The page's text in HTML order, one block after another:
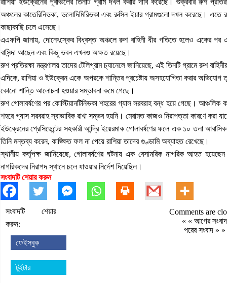
রাশিয়া ইউক্রেনের পূর্বাঞ্চলের তিনটি গ্রাম দখল করার দাবি করেছে। শুক্রবার রুশ
অঞ্চলের কাতেরিনিভকা, ভলোদিমিরিভকা এবং রুসিন ইয়ার গ্রামগুলো দখল করেছে। এতে
কাছাকাছি চলে এসেছে।
এএফপি জানায়, দোনেৎস্কের বিধ্বস্ত অঞ্চলে রুশ বাহিনী ধীর গতিতে হলেও একের
বাসিন্দা আছেন এবং কিছু ভবন এখনও অক্ষত রয়েছে।
রুশ প্রতিরক্ষা মন্ত্রণালয় তাদের টেলিগ্রাম চ্যানেলে জানিয়েছে, এই তিনটি গ্রামে রুশ
এদিকে, রাশিয়া ও ইউক্রেন একে অপরকে শান্তির প্রচেষ্টায় অসহযোগিতা করার অভিযোগ
কোনো শান্তি আলোচনা হওয়ার সম্ভাবনা কমে গেছে।
রুশ গোলাবর্ষণের পর কোস্টিয়ানটিনিভকা শহরের গ্যাস সরবরাহ বন্ধ হয়ে গেছে। আঞ্চলিক
শহরে গ্যাস সরবরাহ স্বাভাবিক রাখা সম্ভব হয়নি। মেরামত কাজও নিরাপত্তা কারণে করা
ইউক্রেনের প্রেসিডেন্টের সহকারী আন্দ্রি ইয়েরমাক গোলাবর্ষণের ফলে এক ১০ তলা
তিনি মন্তব্য করেন, কাঙ্ক্ষিত ফল না পেয়ে রাশিয়া তাদের গুণ্ডামি অব্যাহত রেখেছে।
স্থানীয় কর্তৃপক্ষ জানিয়েছে, গোলাবর্ষণের ঘটনায় এক বেসামরিক নাগরিক আহত
নাগরিকদের নিরাপদ স্থানে চলে যাওয়ার নির্দেশ দিয়েছিল।
সংবাদটি শেয়ার করুন
সংবাদটি শেয়ার
করুন:
ফেইসবুক
টুইটার
Comments are
« « আগের সংবাদ
পরের সংবাদ » »